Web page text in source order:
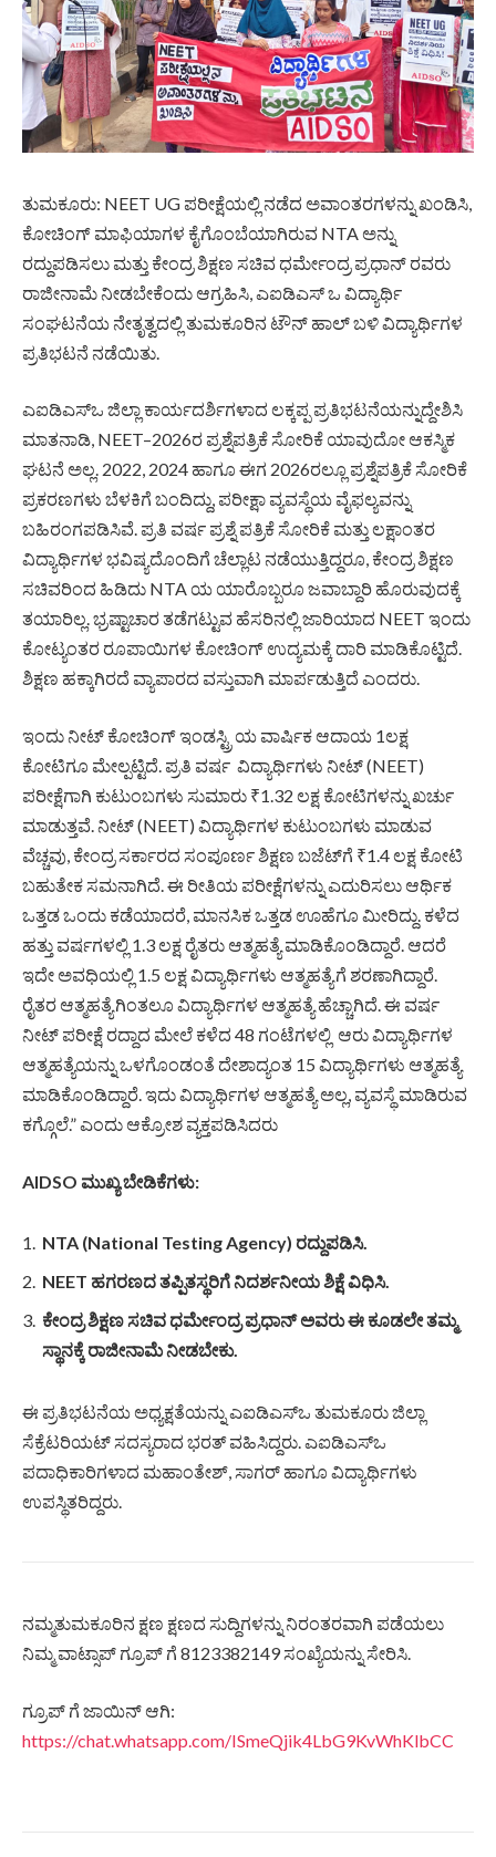
ತುಮಕೂರು: NEET UG ಪರೀಕ್ಷೆಯಲ್ಲಿ ನಡೆದ ಅವಾಂತರಗಳನ್ನು ಖಂಡಿಸಿ,
ಕೋಚಿಂಗ್ ಮಾಫಿಯಾಗಳ ಕೈಗೊಂಬೆಯಾಗಿರುವ NTA ಅನ್ನು
ರದ್ದುಪಡಿಸಲು ಮತ್ತು ಕೇಂದ್ರ ಶಿಕ್ಷಣ ಸಚಿವ ಧರ್ಮೇಂದ್ರ ಪ್ರಧಾನ್ ರವರು
ರಾಜೀನಾಮೆ ನೀಡಬೇಕೆಂದು ಆಗ್ರಹಿಸಿ, ಎಐಡಿಎಸ್ ಒ ವಿದ್ಯಾರ್ಥಿ
ಸಂಘಟನೆಯ ನೇತೃತ್ವದಲ್ಲಿ ತುಮಕೂರಿನ ಟೌನ್ ಹಾಲ್ ಬಳಿ ವಿದ್ಯಾರ್ಥಿಗಳ
ಪ್ರತಿಭಟನೆ ನಡೆಯಿತು.
ಎಐಡಿಎಸ್ಒ ಜಿಲ್ಲಾ ಕಾರ್ಯದರ್ಶಿಗಳಾದ ಲಕ್ಕಪ್ಪ ಪ್ರತಿಭಟನೆಯನ್ನುದ್ದೇಶಿಸಿ
ಮಾತನಾಡಿ, NEET–2026ರ ಪ್ರಶ್ನೆಪತ್ರಿಕೆ ಸೋರಿಕೆ ಯಾವುದೋ ಆಕಸ್ಮಿಕ
ಘಟನೆ ಅಲ್ಲ. 2022, 2024 ಹಾಗೂ ಈಗ 2026ರಲ್ಲೂ ಪ್ರಶ್ನೆಪತ್ರಿಕೆ ಸೋರಿಕೆ
ಪ್ರಕರಣಗಳು ಬೆಳಕಿಗೆ ಬಂದಿದ್ದು, ಪರೀಕ್ಷಾ ವ್ಯವಸ್ಥೆಯ ವೈಫಲ್ಯವನ್ನು
ಬಹಿರಂಗಪಡಿಸಿವೆ. ಪ್ರತಿ ವರ್ಷ ಪ್ರಶ್ನೆ ಪತ್ರಿಕೆ ಸೋರಿಕೆ ಮತ್ತು ಲಕ್ಷಾಂತರ
ವಿದ್ಯಾರ್ಥಿಗಳ ಭವಿಷ್ಯದೊಂದಿಗೆ ಚೆಲ್ಲಾಟ ನಡೆಯುತ್ತಿದ್ದರೂ, ಕೇಂದ್ರ ಶಿಕ್ಷಣ
ಸಚಿವರಿಂದ ಹಿಡಿದು NTA ಯ ಯಾರೊಬ್ಬರೂ ಜವಾಬ್ದಾರಿ ಹೊರುವುದಕ್ಕೆ
ತಯಾರಿಲ್ಲ. ಭ್ರಷ್ಟಾಚಾರ ತಡೆಗಟ್ಟುವ ಹೆಸರಿನಲ್ಲಿ ಜಾರಿಯಾದ NEET ಇಂದು
ಕೋಟ್ಯಂತರ ರೂಪಾಯಿಗಳ ಕೋಚಿಂಗ್ ಉದ್ಯಮಕ್ಕೆ ದಾರಿ ಮಾಡಿಕೊಟ್ಟಿದೆ.
ಶಿಕ್ಷಣ ಹಕ್ಕಾಗಿರದೆ ವ್ಯಾಪಾರದ ವಸ್ತುವಾಗಿ ಮಾರ್ಪಡುತ್ತಿದೆ ಎಂದರು.
ಇಂದು ನೀಟ್ ಕೋಚಿಂಗ್ ಇಂಡಸ್ಟ್ರಿ ಯ ವಾರ್ಷಿಕ ಆದಾಯ 1ಲಕ್ಷ
ಕೋಟಿಗೂ ಮೇಲ್ಪಟ್ಟಿದೆ. ಪ್ರತಿ ವರ್ಷ ವಿದ್ಯಾರ್ಥಿಗಳು ನೀಟ್ (NEET)
ಪರೀಕ್ಷೆಗಾಗಿ ಕುಟುಂಬಗಳು ಸುಮಾರು ₹1.32 ಲಕ್ಷ ಕೋಟಿಗಳನ್ನು ಖರ್ಚು
ಮಾಡುತ್ತವೆ. ನೀಟ್ (NEET) ವಿದ್ಯಾರ್ಥಿಗಳ ಕುಟುಂಬಗಳು ಮಾಡುವ
ವೆಚ್ಚವು, ಕೇಂದ್ರ ಸರ್ಕಾರದ ಸಂಪೂರ್ಣ ಶಿಕ್ಷಣ ಬಜೆಟ್‌ಗೆ ₹1.4 ಲಕ್ಷ ಕೋಟಿ
ಬಹುತೇಕ ಸಮನಾಗಿದೆ. ಈ ರೀತಿಯ ಪರೀಕ್ಷೆಗಳನ್ನು ಎದುರಿಸಲು ಆರ್ಥಿಕ
ಒತ್ತಡ ಒಂದು ಕಡೆಯಾದರೆ, ಮಾನಸಿಕ ಒತ್ತಡ ಊಹೆಗೂ ಮೀರಿದ್ದು. ಕಳೆದ
ಹತ್ತು ವರ್ಷಗಳಲ್ಲಿ 1.3 ಲಕ್ಷ ರೈತರು ಆತ್ಮಹತ್ಯೆ ಮಾಡಿಕೊಂಡಿದ್ದಾರೆ. ಆದರೆ
ಇದೇ ಅವಧಿಯಲ್ಲಿ 1.5 ಲಕ್ಷ ವಿದ್ಯಾರ್ಥಿಗಳು ಆತ್ಮಹತ್ಯೆಗೆ ಶರಣಾಗಿದ್ದಾರೆ.
ರೈತರ ಆತ್ಮಹತ್ಯೆಗಿಂತಲೂ ವಿದ್ಯಾರ್ಥಿಗಳ ಆತ್ಮಹತ್ಯೆ ಹೆಚ್ಚಾಗಿದೆ. ಈ ವರ್ಷ
ನೀಟ್ ಪರೀಕ್ಷೆ ರದ್ದಾದ ಮೇಲೆ ಕಳೆದ 48 ಗಂಟೆಗಳಲ್ಲಿ ಆರು ವಿದ್ಯಾರ್ಥಿಗಳ
ಆತ್ಮಹತ್ಯೆಯನ್ನು ಒಳಗೊಂಡಂತೆ ದೇಶಾದ್ಯಂತ 15 ವಿದ್ಯಾರ್ಥಿಗಳು ಆತ್ಮಹತ್ಯೆ
ಮಾಡಿಕೊಂಡಿದ್ದಾರೆ. ಇದು ವಿದ್ಯಾರ್ಥಿಗಳ ಆತ್ಮಹತ್ಯೆ ಅಲ್ಲ, ವ್ಯವಸ್ಥೆ ಮಾಡಿರುವ
ಕಗ್ಗೊಲೆ.” ಎಂದು ಆಕ್ರೋಶ ವ್ಯಕ್ತಪಡಿಸಿದರು
AIDSO ಮುಖ್ಯ ಬೇಡಿಕೆಗಳು:
NTA (National Testing Agency) ರದ್ದುಪಡಿಸಿ.
NEET ಹಗರಣದ ತಪ್ಪಿತಸ್ಥರಿಗೆ ನಿದರ್ಶನೀಯ ಶಿಕ್ಷೆ ವಿಧಿಸಿ.
ಕೇಂದ್ರ ಶಿಕ್ಷಣ ಸಚಿವ ಧರ್ಮೇಂದ್ರ ಪ್ರಧಾನ್ ಅವರು ಈ ಕೂಡಲೇ ತಮ್ಮ
ಸ್ಥಾನಕ್ಕೆ ರಾಜೀನಾಮೆ ನೀಡಬೇಕು.
ಈ ಪ್ರತಿಭಟನೆಯ ಅಧ್ಯಕ್ಷತೆಯನ್ನು ಎಐಡಿಎಸ್ಒ ತುಮಕೂರು ಜಿಲ್ಲಾ
ಸೆಕ್ರೆಟರಿಯಟ್ ಸದಸ್ಯರಾದ ಭರತ್ ವಹಿಸಿದ್ದರು. ಎಐಡಿಎಸ್ಒ
ಪದಾಧಿಕಾರಿಗಳಾದ ಮಹಾಂತೇಶ್, ಸಾಗರ್ ಹಾಗೂ ವಿದ್ಯಾರ್ಥಿಗಳು
ಉಪಸ್ಥಿತರಿದ್ದರು.
ನಮ್ಮತುಮಕೂರಿನ ಕ್ಷಣ ಕ್ಷಣದ ಸುದ್ದಿಗಳನ್ನು ನಿರಂತರವಾಗಿ ಪಡೆಯಲು
ನಿಮ್ಮ ವಾಟ್ಸಾಪ್ ಗ್ರೂಪ್ ಗೆ 8123382149 ಸಂಖ್ಯೆಯನ್ನು ಸೇರಿಸಿ.
ಗ್ರೂಪ್ ಗೆ ಜಾಯಿನ್ ಆಗಿ:
https://chat.whatsapp.com/ISmeQjik4LbG9KvWhKlbCC